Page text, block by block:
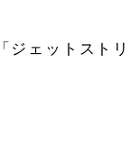
ジェットストリ